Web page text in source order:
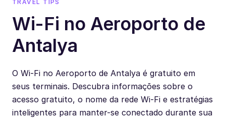
TRAVEL TIPS
Wi-Fi no Aeroporto de
Antalya
O Wi-Fi no Aeroporto de Antalya é gratuito em
seus terminais. Descubra informações sobre o
acesso gratuito, o nome da rede Wi-Fi e estratégias
inteligentes para manter-se conectado durante sua